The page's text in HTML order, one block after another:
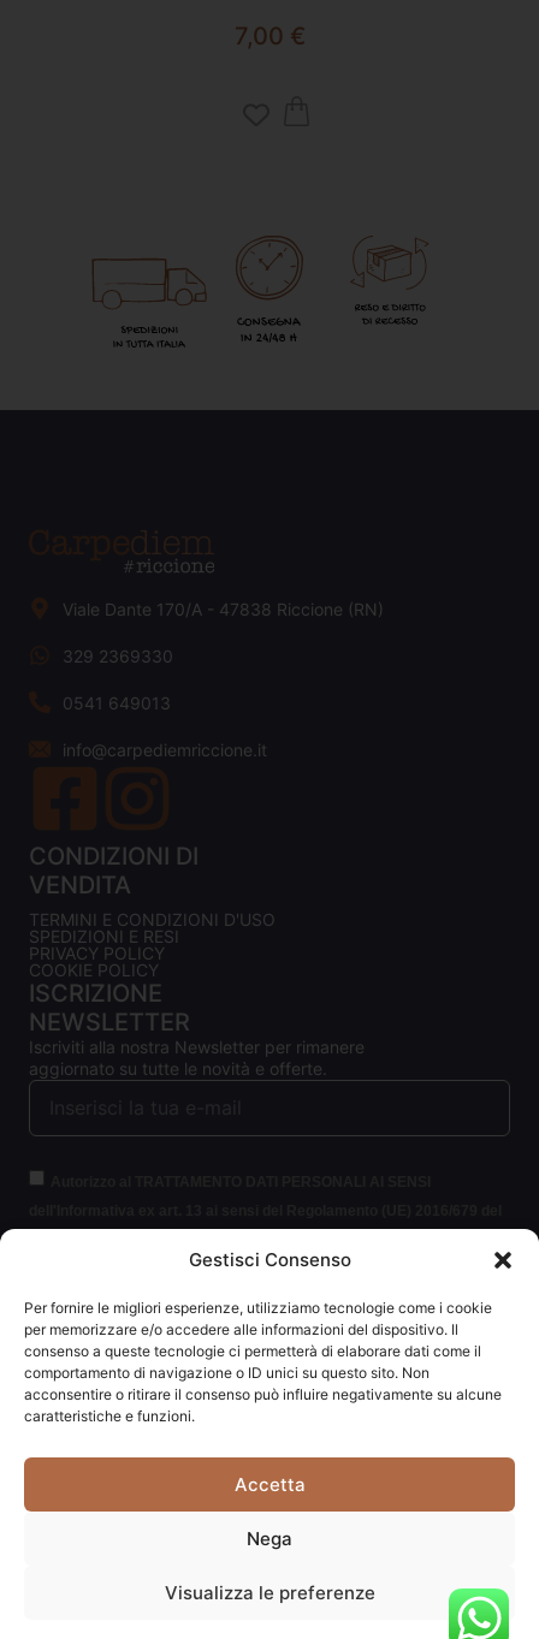
Gestisci Consenso
Per fornire le migliori esperienze, utilizziamo tecnologie come i cookie
per memorizzare e/o accedere alle informazioni del dispositivo. Il
consenso a queste tecnologie ci permetterà di elaborare dati come il
comportamento di navigazione o ID unici su questo sito. Non
acconsentire o ritirare il consenso può influire negativamente su alcune
caratteristiche e funzioni.
Accetta
Nega
Visualizza le preferenze
7,00 €
Viale Dante 170/A - 47838 Riccione (RN)
329 2369330
0541 649013
info@carpediemriccione.it
CONDIZIONI DI
VENDITA
TERMINI E CONDIZIONI D'USO
SPEDIZIONI E RESI
PRIVACY POLICY
COOKIE POLICY
ISCRIZIONE
NEWSLETTER
Iscriviti alla nostra Newsletter per rimanere
aggiornato su tutte le novità e offerte.
protezione delle persone fisiche con riguardo al trattamento dei dati
informazioni.
ISCRIVITI ALLA NEWSLETTER
Carpediem di Traversa Monia | P.IVA: 03415840408 | REA:
Website powered byStudio99